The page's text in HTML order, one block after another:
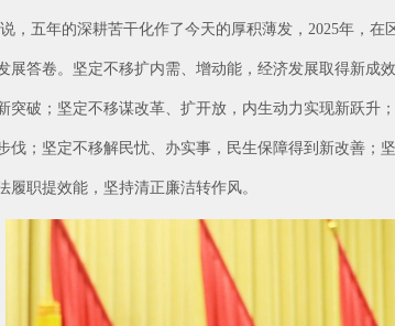
，五年的深耕苦干化作了今天的厚积薄发，2025年，
展答卷。坚定不移扩内需、增动能，经济发展取得新成
突破；坚定不移谋改革、扩开放，内生动力实现新跃
伐；坚定不移解民忧、办实事，民生保障得到新改善；
履职提效能，坚持清正廉洁转作风。